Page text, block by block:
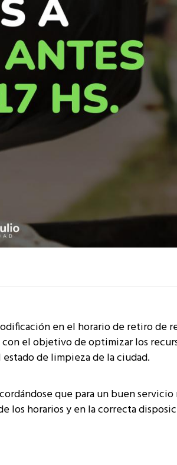
en el horario de retiro de
el objetivo de optimizar los
de limpieza de la ciudad.
que para un buen
los horarios y en la correcta